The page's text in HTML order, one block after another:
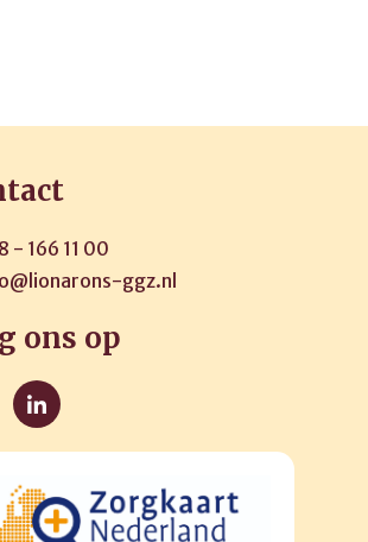
- 166 11 00
ggz.nl
ons op